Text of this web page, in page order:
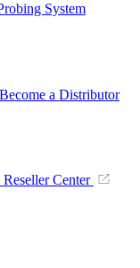
System
Become a Distributor
Reseller Center